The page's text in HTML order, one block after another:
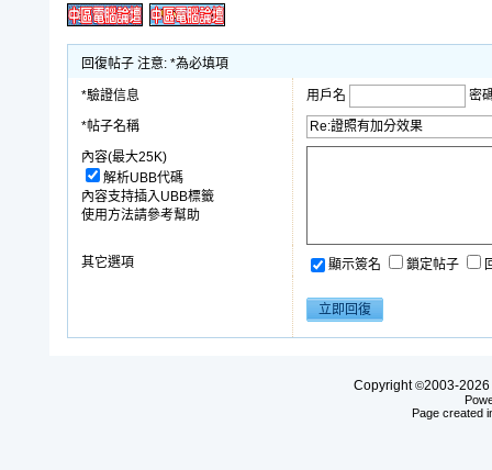
回復帖子 注意: *為必填項
*驗證信息 用戶名
密
*帖子名稱
內容(最大25K)
解析UBB代碼
內容支持插入UBB標籤
使用方法請參考幫助
其它選項 顯示簽名 鎖定帖子
Copyright©2003-2026
Page created